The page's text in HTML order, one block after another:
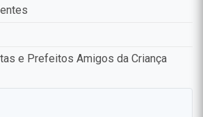
e Prefeitos Amigos da Criança